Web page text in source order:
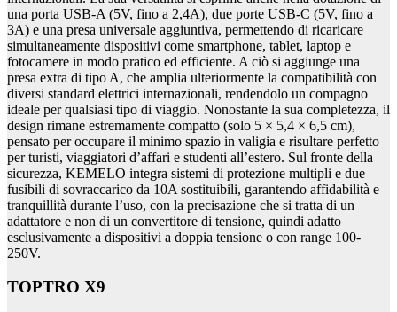
una porta USB-A (5V, fino a 2,4A), due porte USB-C (5V, fino a
3A) e una presa universale aggiuntiva, permettendo di ricaricare
simultaneamente dispositivi come smartphone, tablet, laptop e
fotocamere in modo pratico ed efficiente. A ciò si aggiunge una
presa extra di tipo A, che amplia ulteriormente la compatibilità con
diversi standard elettrici internazionali, rendendolo un compagno
ideale per qualsiasi tipo di viaggio. Nonostante la sua completezza, il
design rimane estremamente compatto (solo 5 × 5,4 × 6,5 cm),
pensato per occupare il minimo spazio in valigia e risultare perfetto
per turisti, viaggiatori d’affari e studenti all’estero. Sul fronte della
sicurezza, KEMELO integra sistemi di protezione multipli e due
fusibili di sovraccarico da 10A sostituibili, garantendo affidabilità e
tranquillità durante l’uso, con la precisazione che si tratta di un
adattatore e non di un convertitore di tensione, quindi adatto
esclusivamente a dispositivi a doppia tensione o con range 100-
250V.
TOPTRO X9